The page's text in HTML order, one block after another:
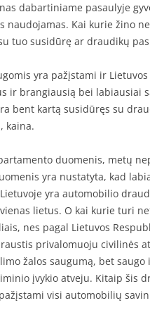
dabartiniame pasaulyje
naudojamas. Kai kurie žino
tuo susidūrę ar draudikų
yra pažįstami ir
ir brangiausią bei labiausiai
bent kartą susidūręs su
kaina.
duomenis, metų
yra nustatyta, kad
yra automobilio
lietus. O kai kurie turi
nes pagal Lietuvos
privalomuoju civilinės
žalos saugumą, bet
įvykio atveju. Kitaip šis
visi automobilių